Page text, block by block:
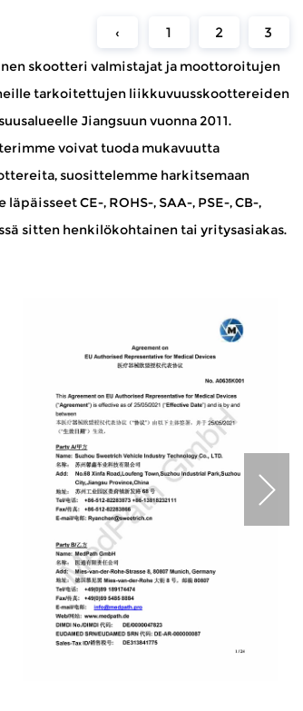
‹ 1 2 3
skootteri valmistajatja moottoroitujen
tarkoitettujen liikkuvuusskoottereiden
Jiangsuun vuonna 2011.
voivat tuoda mukavuutta
suosittelemme harkitsemaan
läpäisseet CE-, ROHS-, SAA-, PSE-, CB-,
sitten henkilökohtainen tai yritysasiakas.